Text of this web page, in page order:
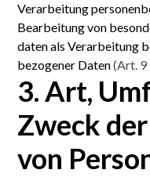
Verarbeitung
Bearbeitung von
daten als Verarbeitung
bezogener Daten(Art. 9
3. Art,
Zweck
von